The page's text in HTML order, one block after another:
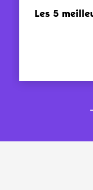
Les 5